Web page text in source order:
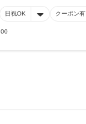
日祝OK クーポン有